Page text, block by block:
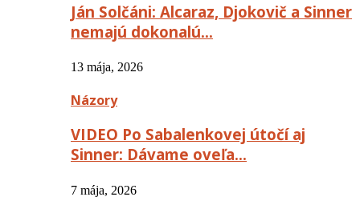
Ján Solčáni: Alcaraz, Djokovič a Sinner
nemajú dokonalú…
13 mája, 2026
Názory
VIDEO Po Sabalenkovej útočí aj
Sinner: Dávame oveľa…
7 mája, 2026